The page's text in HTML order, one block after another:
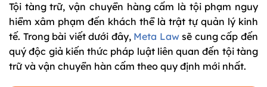
Tội tàng trữ, vận chuyển hàng cấm là tội phạm nguy
hiểm xâm phạm đến khách thể là trật tự quản lý kinh
tế. Trong bài viết dưới đây, Meta Lawsẽ cung cấp đến
quý độc giả kiến thức pháp luật liên quan đến tội tàng
trữ và vận chuyển hàn cấm theo quy định mới nhất.